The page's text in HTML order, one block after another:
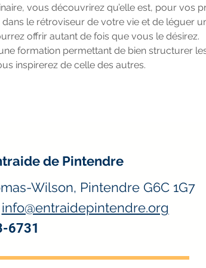
vous découvrirez qu’elle est, pour vos
le rétroviseur de votre vie et de léguer
offrir autant de fois que vous le désirez.
formation permettant de bien structurer
inspirerez de celle des autres.
de Pintendre
Wilson, Pintendre G6C 1G7
info@entraidepintendre.org
6731